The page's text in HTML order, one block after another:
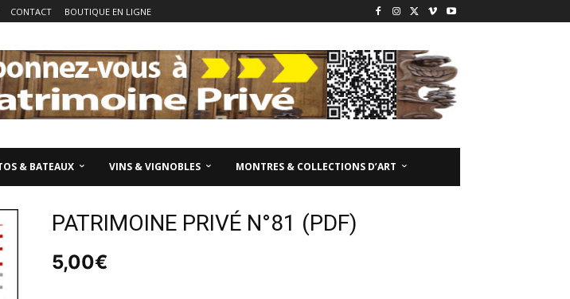
CONTACT BOUTIQUE EN LIGNE
& BATEAUX VINS & VIGNOBLES
MONTRES & COLLECTIONS D’ART
PATRIMOINE PRIVÉ N°81 (PDF)
5,00€